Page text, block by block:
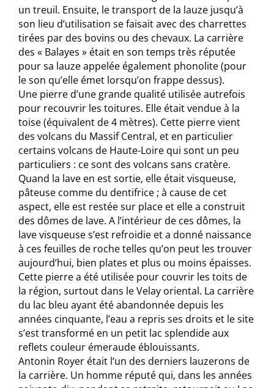
un treuil. Ensuite, le transport de la lauze jusqu’à
son lieu d’utilisation se faisait avec des charrettes
tirées par des bovins ou des chevaux. La carrière
des « Balayes » était en son temps très réputée
pour sa lauze appelée également phonolite (pour
le son qu’elle émet lorsqu’on frappe dessus).
Une pierre d’une grande qualité utilisée autrefois
pour recouvrir les toitures. Elle était vendue à la
toise (équivalent de 4 mètres). Cette pierre vient
des volcans du Massif Central, et en particulier
certains volcans de Haute-Loire qui sont un peu
particuliers : ce sont des volcans sans cratère.
Quand la lave en est sortie, elle était visqueuse,
pâteuse comme du dentifrice ; à cause de cet
aspect, elle est restée sur place et elle a construit
des dômes de lave. A l’intérieur de ces dômes, la
lave visqueuse s’est refroidie et a donné naissance
à ces feuilles de roche telles qu’on peut les trouver
aujourd’hui, bien plates et plus ou moins épaisses.
Cette pierre a été utilisée pour couvrir les toits de
la région, surtout dans le Velay oriental. La carrière
du lac bleu ayant été abandonnée depuis les
années cinquante, l’eau a repris ses droits et le site
s’est transformé en un petit lac splendide aux
reflets couleur émeraude éblouissants.
Antonin Royer était l’un des derniers lauzerons de
la carrière. Un homme réputé qui, dans les années